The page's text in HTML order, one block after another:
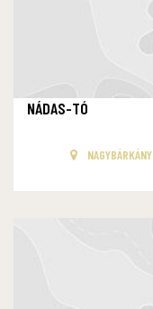
NÁDAS-TÓ
NAGYBÁRKÁNY